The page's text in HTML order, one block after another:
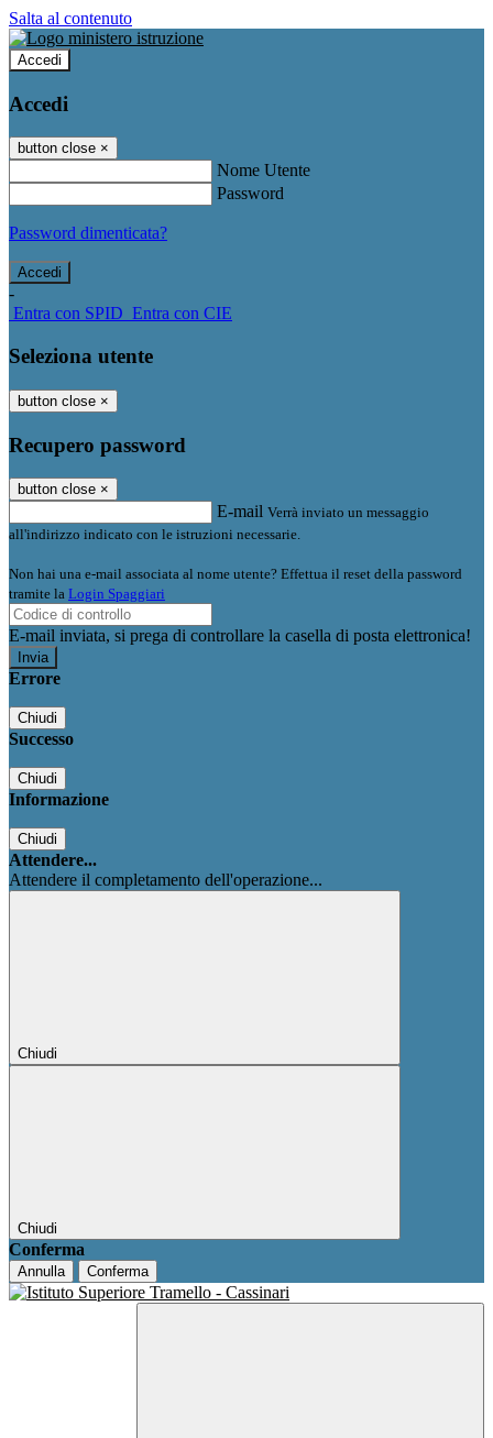
Salta al contenuto
Accedi
Accedi
button close ×
Nome Utente
Password
Password dimenticata?
-
Entra con SPID Entra con CIE
Seleziona utente
button close ×
Recupero password
button close ×
E-mail Verrà inviato un messaggio
all'indirizzo indicato con le istruzioni necessarie.
Non hai una e-mail associata al nome utente? Effettua il reset della password
tramite la Login Spaggiari
E-mail inviata, si prega di controllare la casella di posta elettronica!
Errore
Chiudi
Successo
Chiudi
Informazione
Chiudi
Attendere...
Attendere il completamento dell'operazione...
Chiudi
Chiudi
Conferma
Annulla Conferma